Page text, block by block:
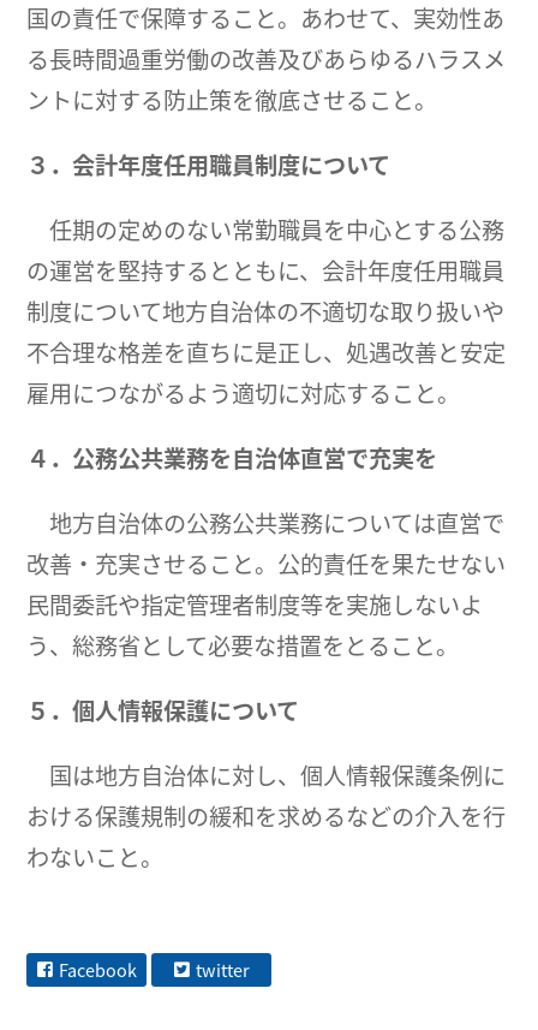
国の責任で保障すること。あわせて、実効性あ
る長時間過重労働の改善及びあらゆるハラスメ
ントに対する防止策を徹底させること。
３．会計年度任用職員制度について
任期の定めのない常勤職員を中心とする公務
の運営を堅持するとともに、会計年度任用職員
制度について地方自治体の不適切な取り扱いや
不合理な格差を直ちに是正し、処遇改善と安定
雇用につながるよう適切に対応すること。
４．公務公共業務を自治体直営で充実を
地方自治体の公務公共業務については直営で
改善・充実させること。公的責任を果たせない
民間委託や指定管理者制度等を実施しないよ
う、総務省として必要な措置をとること。
５．個人情報保護について
国は地方自治体に対し、個人情報保護条例に
おける保護規制の緩和を求めるなどの介入を行
わないこと。
Facebook twitter